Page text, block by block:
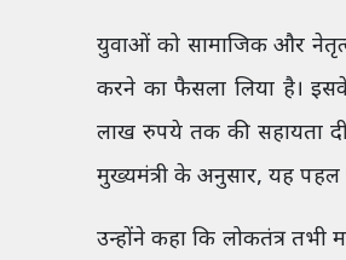
युवाओं को सामाजिक और
करने का फैसला लिया है।
लाख रुपये तक की सहायता
मुख्यमंत्री के अनुसार, यह पहल
उन्होंने कहा कि लोकतंत्र तभी